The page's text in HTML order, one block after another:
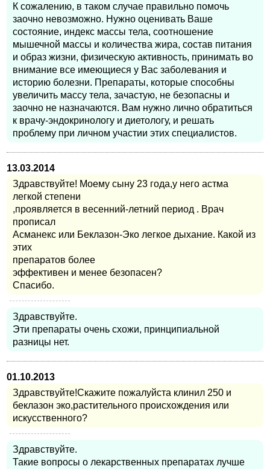
К сожалению, в таком случае правильно помочь
заочно невозможно. Нужно оценивать Ваше
состояние, индекс массы тела, соотношение
мышечной массы и количества жира, состав питания
и образ жизни, физическую активность, принимать во
внимание все имеющиеся у Вас заболевания и
историю болезни. Препараты, которые способны
увеличить массу тела, зачастую, не безопасны и
заочно не назначаются. Вам нужно лично обратиться
к врачу-эндокринологу и диетологу, и решать
проблему при личном участии этих специалистов.
13.03.2014
Здравствуйте! Моему сыну 23 года,у него астма
легкой степени
,проявляется в весенний-летний период . Врач
прописал
Асманекс или Беклазон-Эко легкое дыхание. Какой из
этих
препаратов более
эффективен и менее безопасен?
Спасибо.
Здравствуйте.
Эти препараты очень схожи, принципиальной
разницы нет.
01.10.2013
Здравствуйте!Скажите пожалуйста клинил 250 и
беклазон эко,растительного происхождения или
искусственного?
Здравствуйте.
Такие вопросы о лекарственных препаратах лучше